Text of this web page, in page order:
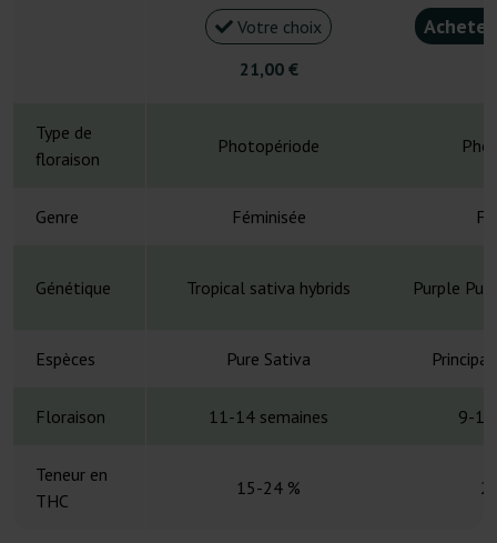
Votre choix
21,00 €
Type de
floraison
Photopériode
Genre Féminisée
Génétique Tropical sativa hybrids Purple
Espèces Pure Sativa
Floraison 11-14 semaines 9-10
Teneur en
THC
15-24 %